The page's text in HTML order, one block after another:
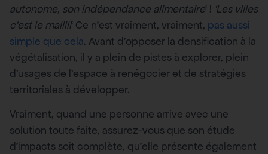
autonome, son indépendance alimentaire‘ ! ‘Les villes
c’est le malllll‘ Ce n’est vraiment, vraiment, pas aussi
simple que cela. Avant d’opposer la densification à la
végétalisation, il y a plein de pistes à explorer, plein
d’usages de l’espace à renégocier et de stratégies
territoriales à développer.
Vraiment, quand une personne arrive avec une
solution toute faite, assurez-vous que son étude
d’impacts soit complète, qu’elle présente également